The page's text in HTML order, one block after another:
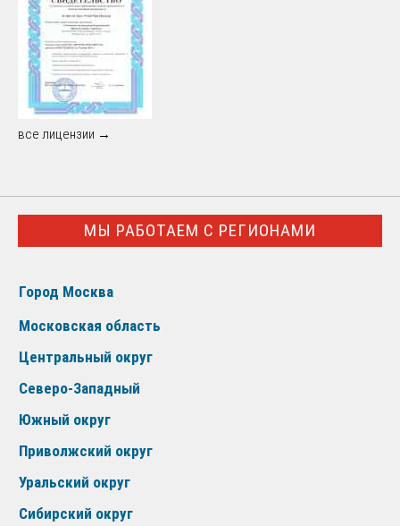
все лицензии →
МЫ РАБОТАЕМ С РЕГИОНАМИ
Город Москва
Московская область
Центральный округ
Северо-Западный
Южный округ
Приволжский округ
Уральский округ
Сибирский округ